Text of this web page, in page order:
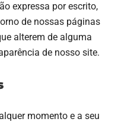
expressa por escrito,
de nossas páginas
alterem de alguma
de nosso site.
momento e a seu